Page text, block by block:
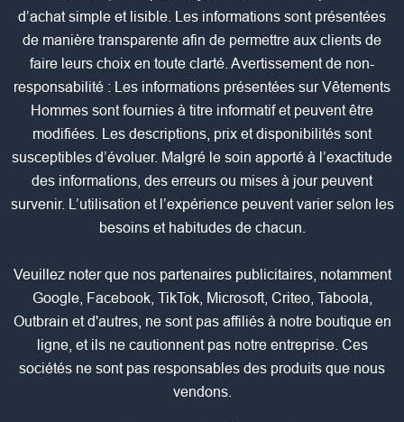
d’achat simple et lisible. Les informations sont présentées
de manière transparente afin de permettre aux clients de
faire leurs choix en toute clarté. Avertissement de non-
responsabilité : Les informations présentées sur Vêtements
Hommes sont fournies à titre informatif et peuvent être
modifiées. Les descriptions, prix et disponibilités sont
susceptibles d’évoluer. Malgré le soin apporté à l’exactitude
des informations, des erreurs ou mises à jour peuvent
survenir. L’utilisation et l’expérience peuvent varier selon les
besoins et habitudes de chacun.
Veuillez noter que nos partenaires publicitaires, notamment
Google, Facebook, TikTok, Microsoft, Criteo, Taboola,
Outbrain et d'autres, ne sont pas affiliés à notre boutique en
ligne, et ils ne cautionnent pas notre entreprise. Ces
sociétés ne sont pas responsables des produits que nous
vendons.